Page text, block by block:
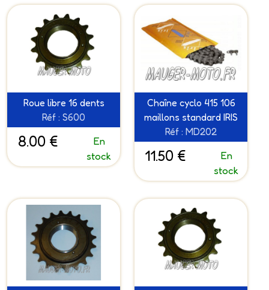
Roue libre 16 dents
Réf : S600
8.00 €
En
stock
Chaîne cyclo 415 106
maillons standard IRIS
Réf : MD202
11.50 €
En
stock